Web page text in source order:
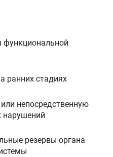
функциональной
ранних стадиях
непосредственную
нарушений
резервы органа